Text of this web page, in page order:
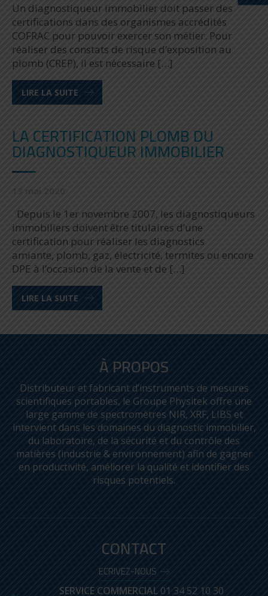
Un diagnostiqueur immobilier doit passer des
certifications dans des organismes accrédités
COFRAC pour pouvoir exercer son métier. Pour
réaliser des constats de risque d’exposition au
plomb (CREP), il est nécessaire […]
LIRE LA SUITE
LA CERTIFICATION PLOMB DU
DIAGNOSTIQUEUR IMMOBILIER
Depuis le 1er novembre 2007, les diagnostiqueurs
immobiliers doivent être titulaires d’une
certification pour réaliser les diagnostics
amiante, plomb, gaz, électricité, termites ou encore
DPE à l’occasion de la vente et de […]
LIRE LA SUITE
À PROPOS
Distributeur et fabricant d’instruments de mesures
scientifiques portables, le Groupe Physitek offre une
large gamme de spectromètres NIR, XRF, LIBS et
intervient dans les domaines du diagnostic immobilier,
du laboratoire, de la sécurité et du contrôle des
matières (industrie & environnement) afin de gagner
en productivité, améliorer la qualité et identifier des
risques potentiels.
CONTACT
ECRIVEZ-NOUS
SERVICE COMMERCIAL 01 34 52 10 30